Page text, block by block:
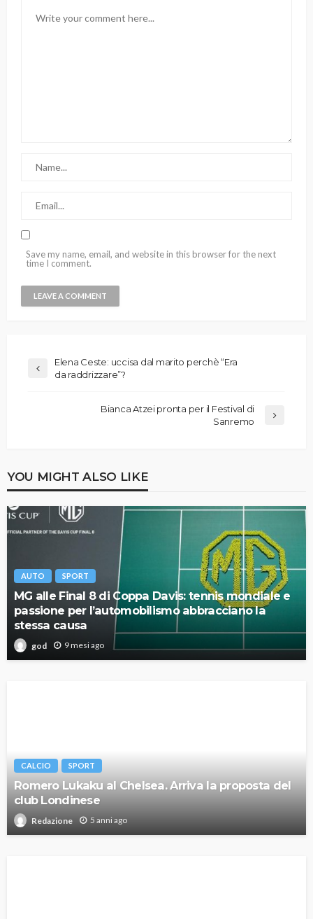
Save my name, email, and website in this browser for the next
time I comment.
Elena Ceste: uccisa dal marito perchè “Era
da raddrizzare”?
Bianca Atzei pronta per il Festival di
Sanremo
YOU MIGHT ALSO LIKE
AUTO SPORT
MG alle Final 8 di Coppa Davis: tennis mondiale e
passione per l’automobilismo abbracciano la
stessa causa
god 9 mesi ago
CALCIO SPORT
Romero Lukaku al Chelsea. Arriva la proposta del
club Londinese
Redazione 5 anni ago